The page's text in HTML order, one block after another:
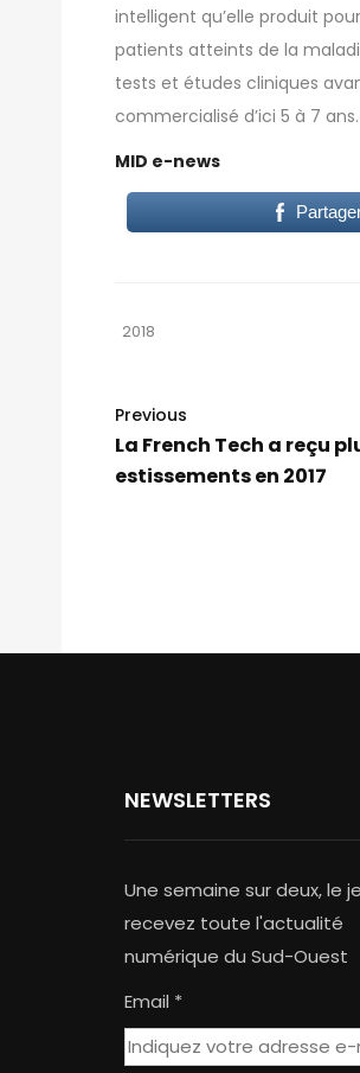
intelligent qu’elle produit
patients atteints de la
tests et études cliniques
commercialisé d’ici 5 à 7 ans.
MID e-news
2018
Previous
La French Tech a reçu
estissements en 2017
NEWSLETTERS
Une semaine sur deux, le
recevez toute l'actualité
numérique du Sud-Ouest
Email *